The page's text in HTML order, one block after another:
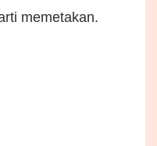
memetakan.